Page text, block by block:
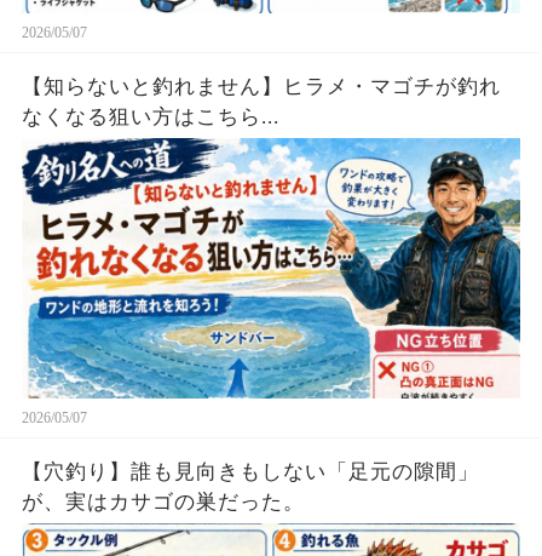
2026/05/07
【知らないと釣れません】ヒラメ・マゴチが釣れ
なくなる狙い方はこちら...
2026/05/07
【穴釣り】誰も見向きもしない「足元の隙間」
が、実はカサゴの巣だった。